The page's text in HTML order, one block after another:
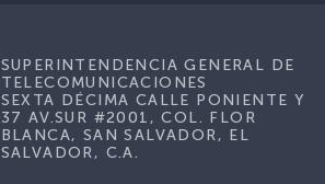
SUPERINTENDENCIA GENERAL DE
TELECOMUNICACIONES
SEXTA DÉCIMA CALLE PONIENTE Y
37 AV.SUR #2001, COL. FLOR
BLANCA, SAN SALVADOR, EL
SALVADOR, C.A.